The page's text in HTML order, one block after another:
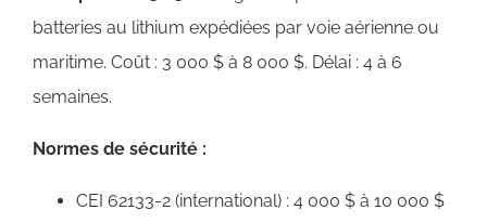
batteries au lithium expédiées par voie aérienne ou
maritime. Coût : 3 000 $ à 8 000 $. Délai : 4 à 6
semaines.
Normes de sécurité :
CEI 62133-2 (international) : 4 000 $ à 10 000 $